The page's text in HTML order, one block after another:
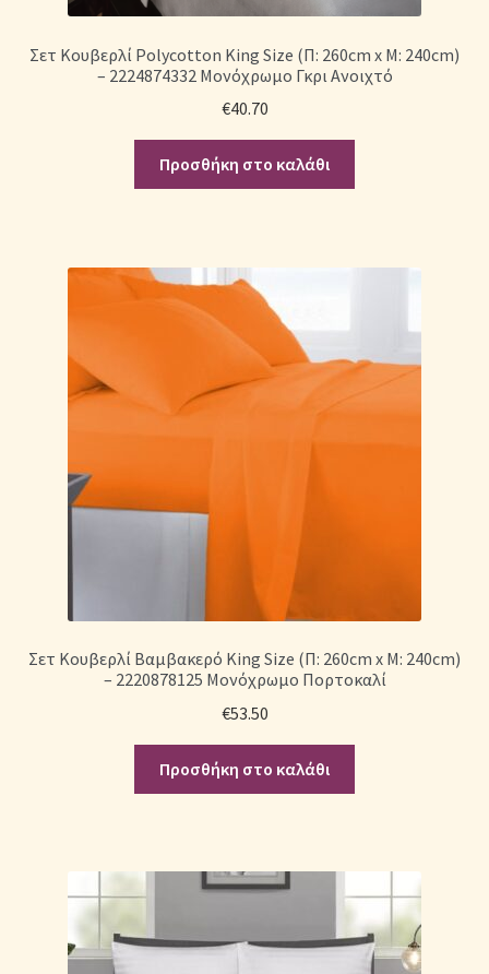
Σετ Κουβερλί Polycotton King Size (Π: 260cm x Μ: 240cm)
– 2224874332 Μονόχρωμο Γκρι Ανοιχτό
€40.70
Προσθήκη στο καλάθι
Σετ Κουβερλί Βαμβακερό King Size (Π: 260cm x Μ: 240cm)
– 2220878125 Μονόχρωμο Πορτοκαλί
€53.50
Προσθήκη στο καλάθι